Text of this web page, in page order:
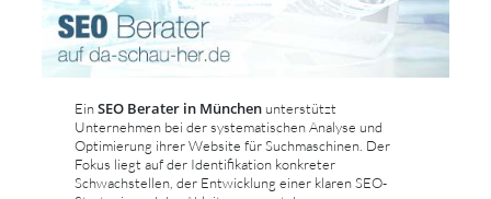
EinSEO Berater in Münchenunterstützt
Unternehmen bei der systematischen Analyse und
Optimierung ihrer Website für Suchmaschinen. Der
Fokus liegt auf der Identifikation konkreter
Schwachstellen, der Entwicklung einer klaren SEO-